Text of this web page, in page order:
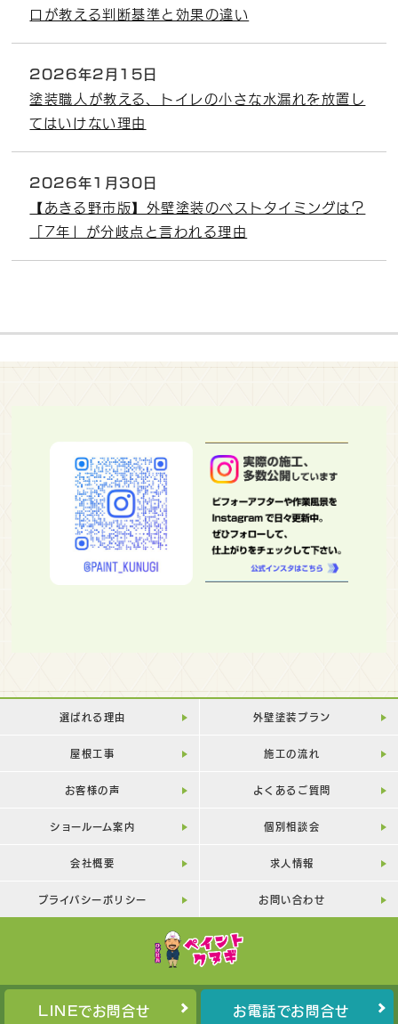
ロが教える判断基準と効果の違い
2026年2月15日
塗装職人が教える、トイレの小さな水漏れを放置し
てはいけない理由
2026年1月30日
【あきる野市版】外壁塗装のベストタイミングは？
「7年」が分岐点と言われる理由
選ばれる理由 外壁塗装プラン
屋根工事 施工の流れ
お客様の声 よくあるご質問
ショールーム案内 個別相談会
会社概要 求人情報
プライバシーポリシー お問い合わせ
LINEでお問合せ お電話でお問合せ
Copyright©PAINT-KUNUGI All Rights Reserved.